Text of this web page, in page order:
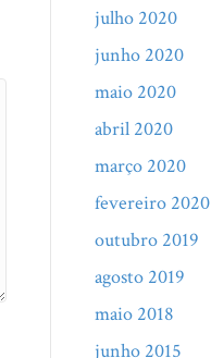
julho 2020
junho 2020
maio 2020
abril 2020
março 2020
fevereiro 2020
outubro 2019
agosto 2019
maio 2018
junho 2015